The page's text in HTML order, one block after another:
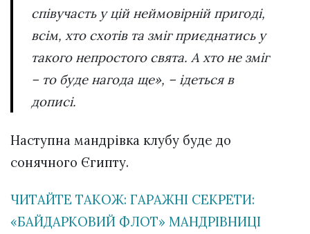
співучасть у цій неймовірній пригоді,
всім, хто схотів та зміг приєднатись у
такого непростого свята. А хто не зміг
– то буде нагода ще», – ідеться в
дописі.
Наступна мандрівка клубу буде до
сонячного Єгипту.
ЧИТАЙТЕ ТАКОЖ: ГАРАЖНІ СЕКРЕТИ:
«БАЙДАРКОВИЙ ФЛОТ» МАНДРІВНИЦІ